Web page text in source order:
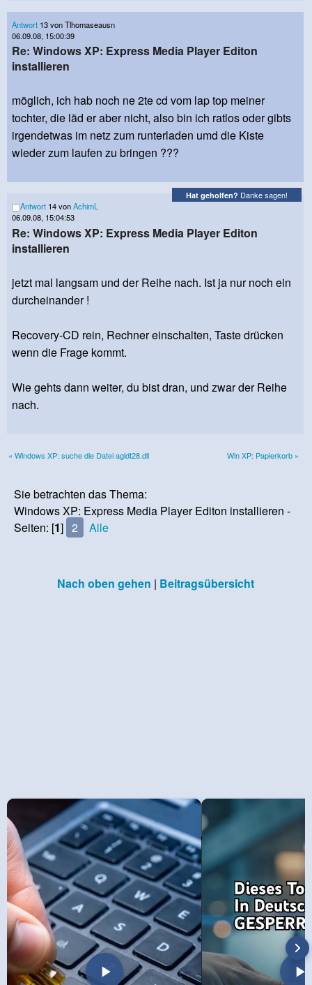
Antwort 13 von Tlhomaseausn
06.09.08, 15:00:39
Re: Windows XP: Express Media Player Editon
installieren
möglich, ich hab noch ne 2te cd vom lap top meiner
tochter, die läd er aber nicht, also bin ich ratlos oder gibts
irgendetwas im netz zum runterladen umd die Kiste
wieder zum laufen zu bringen ???
Hat geholfen? Danke sagen!
Antwort 14 vonAchimL
06.09.08, 15:04:53
Re: Windows XP: Express Media Player Editon
installieren
jetzt mal langsam und der Reihe nach. Ist ja nur noch ein
durcheinander !
Recovery-CD rein, Rechner einschalten, Taste drücken
wenn die Frage kommt.
Wie gehts dann weiter, du bist dran, und zwar der Reihe
nach.
« Windows XP: suche die Datei agldt28.dll Win XP: Papierkorb »
Sie betrachten das Thema:
Windows XP: Express Media Player Editon installieren -
Seiten: [1] 2 Alle
Nach oben gehen | Beitragsübersicht